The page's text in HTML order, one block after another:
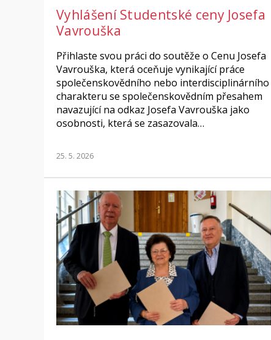
Vyhlášení Studentské ceny Josefa
Vavrouška
Přihlaste svou práci do soutěže o Cenu Josefa
Vavrouška, která oceňuje vynikající práce
společenskovědního nebo interdisciplinárního
charakteru se společenskovědním přesahem
navazující na odkaz Josefa Vavrouška jako
osobnosti, která se zasazovala…
25. 5. 2026